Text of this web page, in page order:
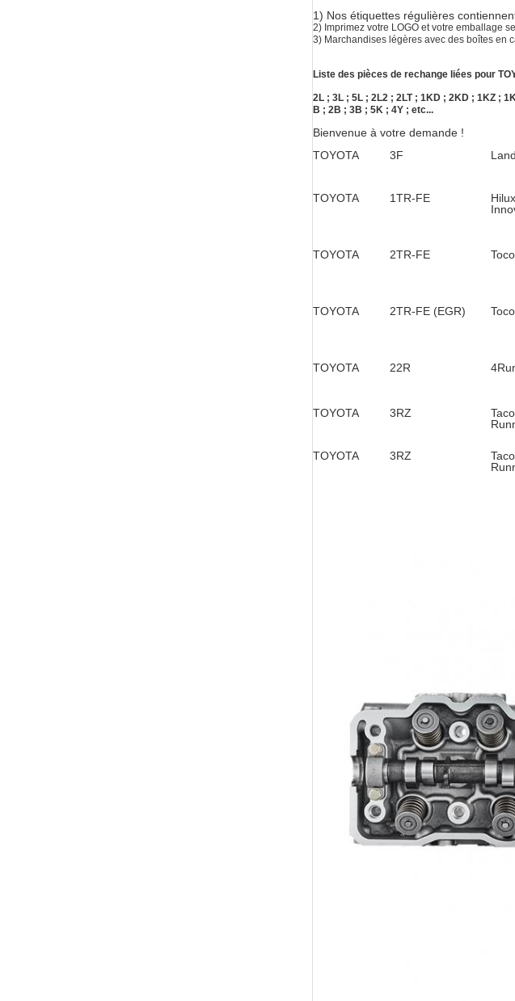
1) Nos étiquettes régulières
2) Imprimez votre LOGO et votre emballage
3) Marchandises légères avec des boîtes en
Liste des pièces de rechange liées pour
2L ; 3L ; 5L ; 2L2 ; 2LT ; 1KD ; 2KD ; 1KZ ;
B ; 2B ; 3B ; 5K ; 4Y ; etc...
Bienvenue à votre demande !
TOYOTA
3F
TOYOTA 1TR-FE
TOYOTA
2TR-FE
TOYOTA
2TR-FE (EGR)
TOYOTA
22R
TOYOTA
3RZ
TOYOTA 3RZ